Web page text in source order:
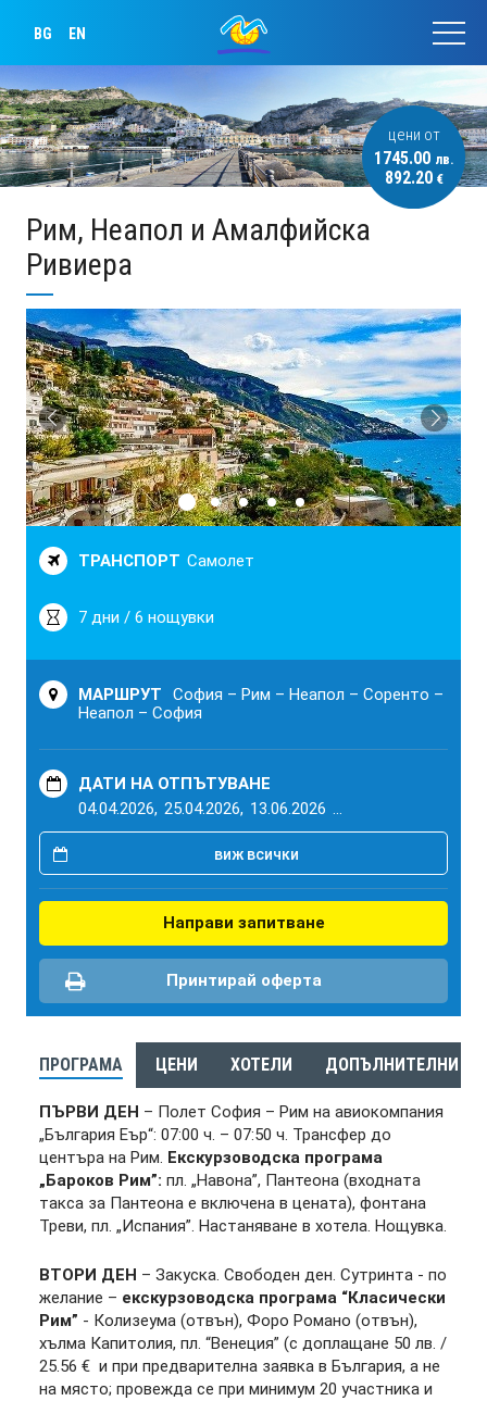
BG EN
Рим, Неапол и Амалфийска
Ривиера
цени от
1745.00 лв.
892.20 €
ТРАНСПОРТ Самолет
7 дни / 6 нощувки
МАРШРУТ
София – Рим – Неапол – Соренто –
Неапол – София
ДАТИ НА ОТПЪТУВАНЕ
04.04.2026, 25.04.2026, 13.06.2026 ...
виж всички
Направи запитване
Принтирай оферта
ПРОГРАМА ЦЕНИ ХОТЕЛИ ДОПЪЛНИТЕЛНИ
ПЪРВИ ДЕН – Полет София – Рим на авиокомпания
„България Еър“: 07:00 ч. – 07:50 ч. Трансфер до
центъра на Рим. Екскурзоводска програма
„Бароков Рим”: пл. „Навона”, Пантеона (входната
такса за Пантеона е включена в цената), фонтана
Треви, пл. „Испания”. Настаняване в хотела. Нощувка.
ВТОРИ ДЕН – Закуска. Свободен ден. Сутринта - по
желание – екскурзоводска програма “Класически
Рим” - Колизеума (отвън), Форо Романо (отвън),
хълма Капитолия, пл. “Венеция” (с доплащане 50 лв. /
25.56 € и при предварителна заявка в България, а не
на място; провежда се при минимум 20 участника и